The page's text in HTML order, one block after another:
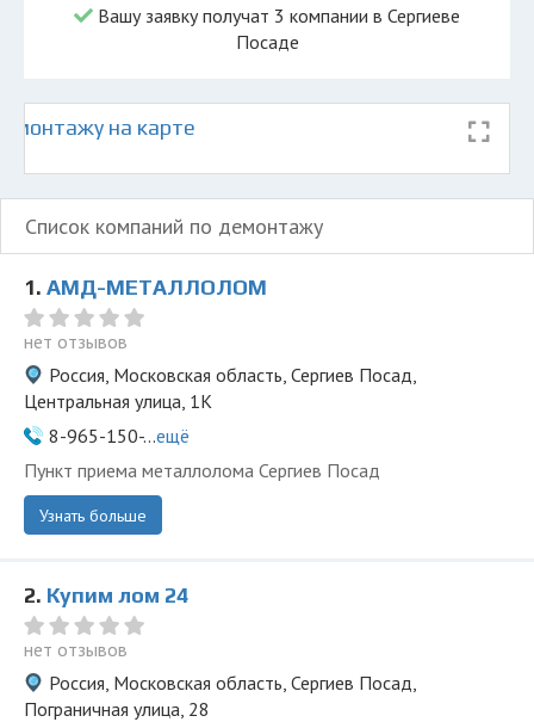
Вашу заявку получат 3 компании в Сергиеве
Посаде
на карте
Список компаний по демонтажу
1. АМД-МЕТАЛЛОЛОМ
нет отзывов
Россия, Московская область, Сергиев Посад,
Центральная улица, 1К
8-965-150-...ещё
Пункт приема металлолома Сергиев Посад
Узнать больше
2. Купим лом 24
нет отзывов
Россия, Московская область, Сергиев Посад,
Пограничная улица, 28